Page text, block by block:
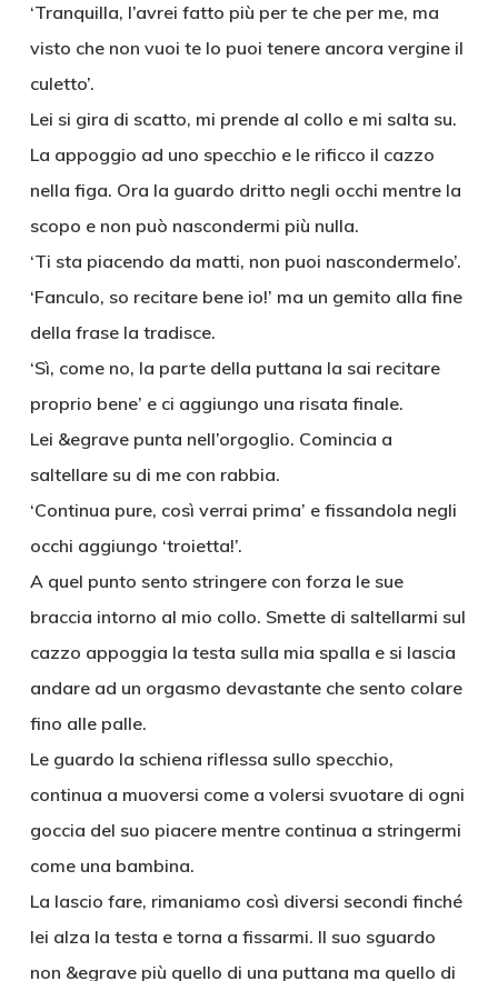
‘Tranquilla, l’avrei fatto più per te che per me, ma
visto che non vuoi te lo puoi tenere ancora vergine il
culetto’.
Lei si gira di scatto, mi prende al collo e mi salta su.
La appoggio ad uno specchio e le rificco il cazzo
nella figa. Ora la guardo dritto negli occhi mentre la
scopo e non può nascondermi più nulla.
‘Ti sta piacendo da matti, non puoi nascondermelo’.
‘Fanculo, so recitare bene io!’ ma un gemito alla fine
della frase la tradisce.
‘Sì, come no, la parte della puttana la sai recitare
proprio bene’ e ci aggiungo una risata finale.
Lei &egrave punta nell’orgoglio. Comincia a
saltellare su di me con rabbia.
‘Continua pure, così verrai prima’ e fissandola negli
occhi aggiungo ‘troietta!’.
A quel punto sento stringere con forza le sue
braccia intorno al mio collo. Smette di saltellarmi sul
cazzo appoggia la testa sulla mia spalla e si lascia
andare ad un orgasmo devastante che sento colare
fino alle palle.
Le guardo la schiena riflessa sullo specchio,
continua a muoversi come a volersi svuotare di ogni
goccia del suo piacere mentre continua a stringermi
come una bambina.
La lascio fare, rimaniamo così diversi secondi finché
lei alza la testa e torna a fissarmi. Il suo sguardo
non &egrave più quello di una puttana ma quello di